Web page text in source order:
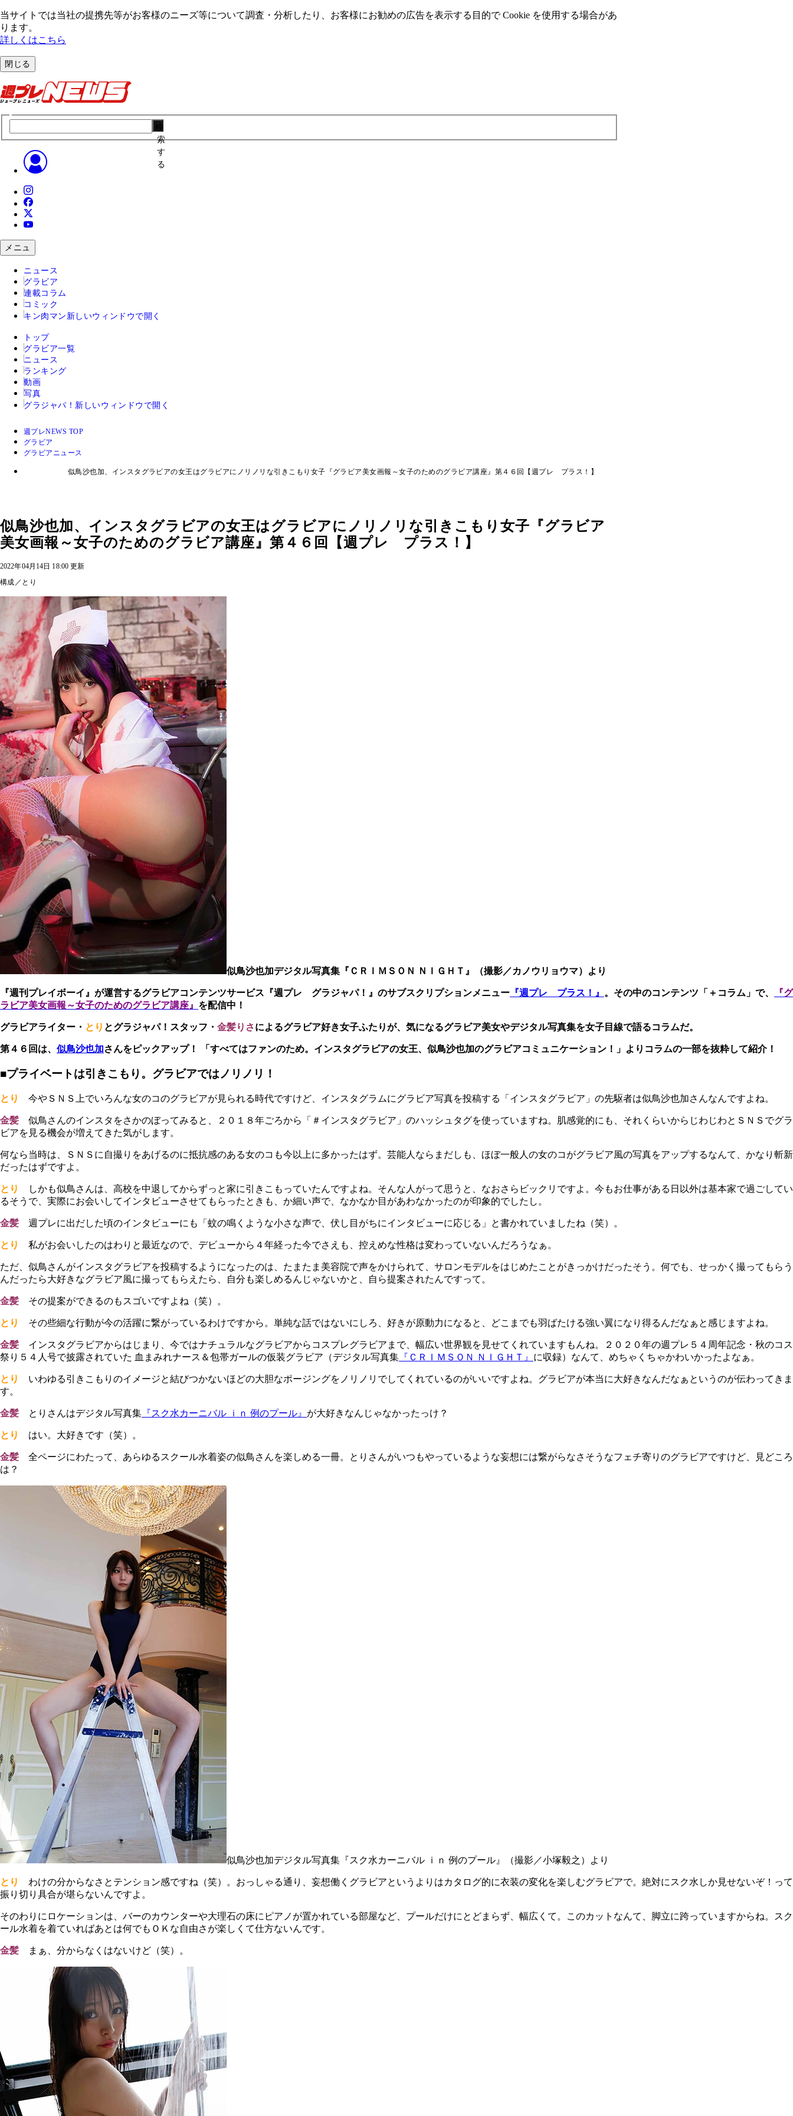
当サイトでは当社の提携先等がお客様のニーズ等について調査・分析したり、お客様にお勧めの広告を表⽰する⽬的で Cookie を使⽤する場合があ
ります。
詳しくはこちら
閉じる
索
す
る
メニュ
ニュース
グラビア
連載コラム
コミック
キン肉マン 新しいウィンドウで開く
トップ
グラビア一覧
ニュース
ランキング
動画
写真
グラジャパ！ 新しいウィンドウで開く
週プレNEWS TOP
グラビア
グラビアニュース
似鳥沙也加、インスタグラビアの女王はグラビアにノリノリな引きこもり女子『グラビア美女画報～女子のためのグラビア講座』第４６回【週プレ プラス！】
似鳥沙也加、インスタグラビアの女王はグラビアにノリノリな引きこもり女子『グラビア
美女画報～女子のためのグラビア講座』第４６回【週プレ プラス！】
2022年04月14日 18:00 更新
構成／とり
似鳥沙也加デジタル写真集『ＣＲＩＭＳＯＮ ＮＩＧＨＴ』（撮影／カノウリョウマ）より
『週刊プレイボーイ』が運営するグラビアコンテンツサービス『週プレ グラジャパ！』のサブスクリプションメニュー 『週プレ プラス！』 。その中のコンテンツ「＋コラム」で、
『グ
ラビア美女画報～女子のためのグラビア講座』 を配信中！
グラビアライター・ とり とグラジャパ！スタッフ・ 金髪りさによるグラビア好き女子ふたりが、気になるグラビア美女やデジタル写真集を女子目線で語るコラムだ。
第４６回は、 似鳥沙也加さんをピックアップ！ 「すべてはファンのため。インスタグラビアの女王、似鳥沙也加のグラビアコミュニケーション！」よりコラムの一部を抜粋して紹介！
■プライベートは引きこもり。グラビアではノリノリ！
とり 今やＳＮＳ上でいろんな女のコのグラビアが見られる時代ですけど、インスタグラムにグラビア写真を投稿する「インスタグラビア」の先駆者は似鳥沙也加さんなんですよね。
金髪 似鳥さんのインスタをさかのぼってみると、２０１８年ごろから「＃インスタグラビア」のハッシュタグを使っていますね。肌感覚的にも、それくらいからじわじわとＳＮＳでグラ
ビアを見る機会が増えてきた気がします。
何なら当時は、ＳＮＳに自撮りをあげるのに抵抗感のある女のコも今以上に多かったはず。芸能人ならまだしも、ほぼ一般人の女のコがグラビア風の写真をアップするなんて、かなり斬新
だったはずですよ。
とり
しかも似鳥さんは、高校を中退してからずっと家に引きこもっていたんですよね。そんな人がって思うと、なおさらビックリですよ。今もお仕事がある日以外は基本家で過ごしてい
るそうで、実際にお会いしてインタビューさせてもらったときも、か細い声で、なかなか目があわなかったのが印象的でしたし。
金髪 週プレに出だした頃のインタビューにも「蚊の鳴くような小さな声で、伏し目がちにインタビューに応じる」と書かれていましたね（笑）。
とり 私がお会いしたのはわりと最近なので、デビューから４年経った今でさえも、控えめな性格は変わっていないんだろうなぁ。
ただ、似鳥さんがインスタグラビアを投稿するようになったのは、たまたま美容院で声をかけられて、サロンモデルをはじめたことがきっかけだったそう。何でも、せっかく撮ってもらう
んだったら大好きなグラビア風に撮ってもらえたら、自分も楽しめるんじゃないかと、自ら提案されたんですって。
金髪 その提案ができるのもスゴいですよね（笑）。
とり その些細な行動が今の活躍に繋がっているわけですから。単純な話ではないにしろ、好きが原動力になると、どこまでも羽ばたける強い翼になり得るんだなぁと感じますよね。
金髪 インスタグラビアからはじまり、今ではナチュラルなグラビアからコスプレグラビアまで、幅広い世界観を見せてくれていますもんね。２０２０年の週プレ５４周年記念・秋のコス
祭り５４人号で披露されていた 血まみれナース＆包帯ガールの仮装グラビア（デジタル写真集 『ＣＲＩＭＳＯＮ ＮＩＧＨＴ』 に収録）なんて、めちゃくちゃかわいかったよなぁ。
とり
いわゆる引きこもりのイメージと結びつかないほどの大胆なポージングをノリノリでしてくれているのがいいですよね。グラビアが本当に大好きなんだなぁというのが伝わってきま
す。
金髪 とりさんはデジタル写真集 『スク水カーニバル ｉｎ 例のプール』 が大好きなんじゃなかったっけ？
とり はい。大好きです（笑）。
金髪 全ページにわたって、あらゆるスクール水着姿の似鳥さんを楽しめる一冊。とりさんがいつもやっているような妄想には繋がらなさそうなフェチ寄りのグラビアですけど、見どころ
は？
似鳥沙也加デジタル写真集『スク水カーニバル ｉｎ 例のプール』（撮影／小塚毅之）より
とり
わけの分からなさとテンション感ですね（笑）。おっしゃる通り、妄想働くグラビアというよりはカタログ的に衣装の変化を楽しむグラビアで。絶対にスク水しか見せないぞ！って
振り切り具合が堪らないんですよ。
そのわりにロケーションは、バーのカウンターや大理石の床にピアノが置かれている部屋など、プールだけにとどまらず、幅広くて。このカットなんて、脚立に跨っていますからね。スク
ール水着を着ていればあとは何でもＯＫな自由さが楽しくて仕方ないんです。
金髪 まぁ、分からなくはないけど（笑）。